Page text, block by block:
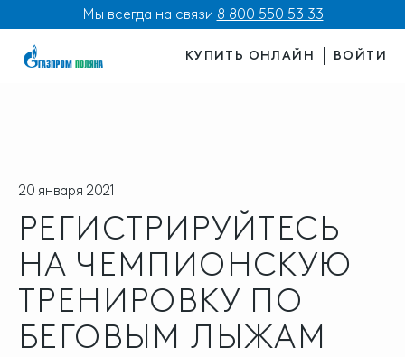
Мы всегда на связи 8 800 550 53 33
КУПИТЬ ОНЛАЙН ВОЙТИ
20 января 2021
РЕГИСТРИРУЙТЕСЬ
НА ЧЕМПИОНСКУЮ
ТРЕНИРОВКУ ПО
БЕГОВЫМ ЛЫЖАМ